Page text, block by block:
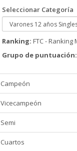
Seleccionar Categoría
Ranking: FTC - Ranking
Grupo de puntuación:
Campeón
Vicecampeón
Semi
Cuartos